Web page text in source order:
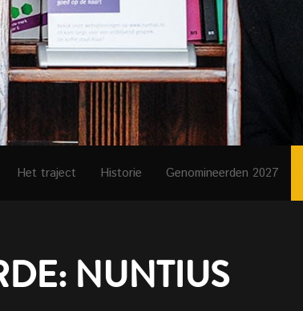
Het traject Historie Genomineerden 2027
NUNTIUS